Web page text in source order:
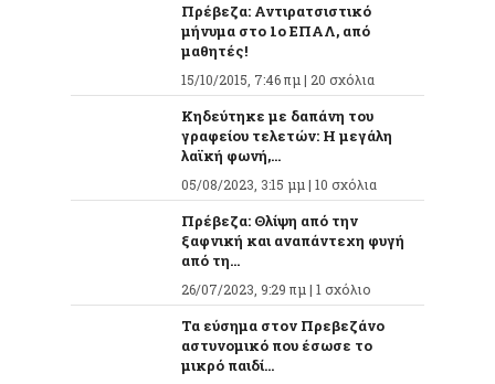
Πρέβεζα: Αντιρατσιστικό
μήνυμα στο 1ο ΕΠΑΛ, από
μαθητές!
15/10/2015, 7:46 πμ | 20 σχόλια
Κηδεύτηκε με δαπάνη του
γραφείου τελετών: Η μεγάλη
λαϊκή φωνή,...
05/08/2023, 3:15 μμ | 10 σχόλια
Πρέβεζα: Θλίψη από την
ξαφνική και αναπάντεχη φυγή
από τη...
26/07/2023, 9:29 πμ | 1 σχόλιο
Τα εύσημα στον Πρεβεζάνο
αστυνομικό που έσωσε το
μικρό παιδί...